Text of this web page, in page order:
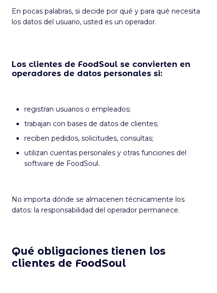
En pocas palabras, si decide por qué y para qué necesita
los datos del usuario, usted es un operador.
Los clientes de FoodSoul se convierten en
operadores de datos personales si:
registran usuarios o empleados;
trabajan con bases de datos de clientes;
reciben pedidos, solicitudes, consultas;
utilizan cuentas personales y otras funciones del
software de FoodSoul.
No importa dónde se almacenen técnicamente los
datos: la responsabilidad del operador permanece.
Qué obligaciones tienen los
clientes de FoodSoul